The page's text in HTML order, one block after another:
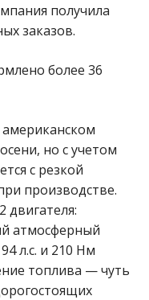
получила
заказов.
но с учетом
с резкой
производстве.
двигателя:
атмосферный
л.с. и 210 Нм
топлива — чуть